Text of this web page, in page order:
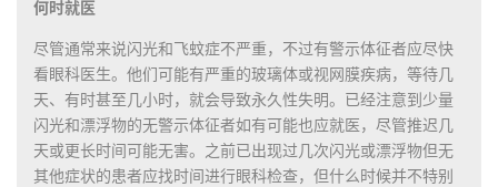
何时就医
尽管通常来说闪光和飞蚊症不严重，不过有警示体征者应尽快
看眼科医生。他们可能有严重的玻璃体或视网膜疾病，等待几
天、有时甚至几小时，就会导致永久性失明。已经注意到少量
闪光和漂浮物的无警示体征者如有可能也应就医，尽管推迟几
天或更长时间可能无害。之前已出现过几次闪光或漂浮物但无
其他症状的患者应找时间进行眼科检查，但什么时候并不特别